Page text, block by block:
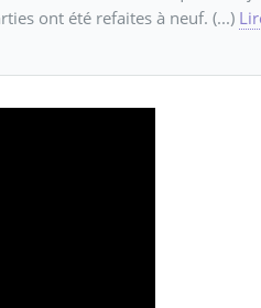
ont été refaites à neuf. (...)